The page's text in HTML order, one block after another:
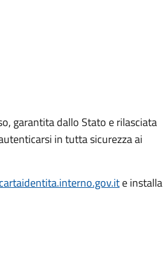
garantita dallo Stato e rilasciata
in tutta sicurezza ai
e installa